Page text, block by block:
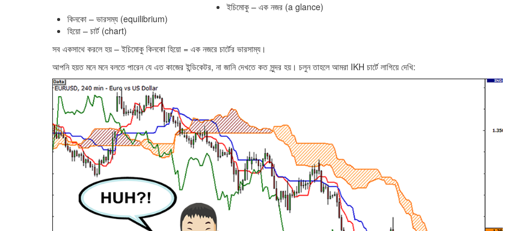
ইচিমোকু – এক নজর (a glance)
কিনকো – ভারসম্য (equilibrium)
হিয়ো – চার্ট (chart)
সব একসাথে করলে হয় – ইচিমোকু কিনকো হিয়ো = এক নজরে চার্টের ভারসাম্য।
আপনি হয়ত মনে মনে বলতে পারেন যে এত কাজের ইন্ডিকেটর, না জানি দেখতে কত সুন্দর হয়। চলুন তাহলে আমরা IKH চার্টে লাগিয়ে দেখি: